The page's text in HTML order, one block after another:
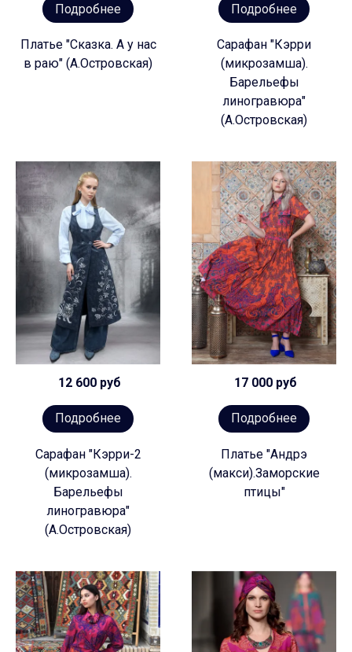
Подробнее
Платье "Сказка. А у нас
в раю" (А.Островская)
Подробнее
Сарафан "Кэрри
(микрозамша).
Барельефы
линогравюра"
(А.Островская)
12 600 руб
Подробнее
Сарафан "Кэрри-2
(микрозамша).
Барельефы
линогравюра"
(А.Островская)
17 000 руб
Подробнее
Платье "Андрэ
(макси).Заморские
птицы"